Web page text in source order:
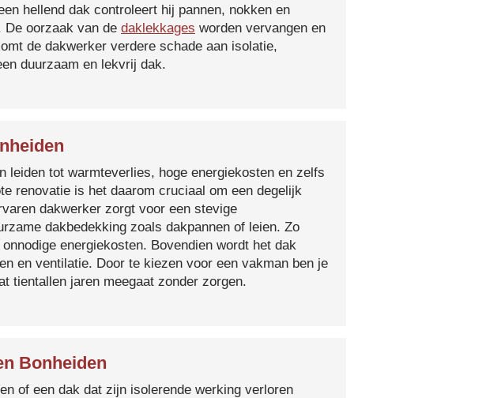
hellend dak controleert hij pannen, nokken en
De oorzaak van de daklekkages worden vervangen en
de dakwerker verdere schade aan isolatie,
duurzaam en lekvrij dak.
leiden tot warmteverlies, hoge energiekosten en zelfs
renovatie is het daarom cruciaal om een degelijk
dakwerker zorgt voor een stevige
dakbedekking zoals dakpannen of leien. Zo
energiekosten. Bovendien wordt het dak
en ventilatie. Door te kiezen voor een vakman ben je
tientallen jaren meegaat zonder zorgen.
Bonheiden
of een dak dat zijn isolerende werking verloren